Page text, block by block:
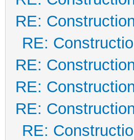
RE:
RE:
RE:
RE:
RE:
RE: